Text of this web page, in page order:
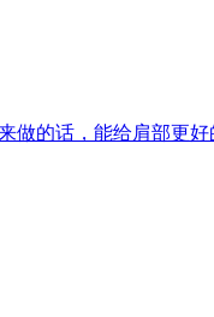
做的话，能给肩部更